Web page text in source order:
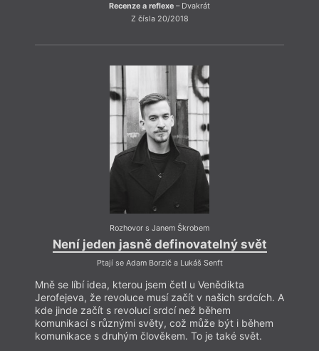
Recenze a reflexe – Dvakrát
Z čísla 20/2018
Rozhovor s Janem Škrobem
Není jeden jasně definovatelný svět
Ptají se Adam Borzič a Lukáš Senft
Mně se líbí idea, kterou jsem četl u Venědikta
Jerofejeva, že revoluce musí začít v našich srdcích. A
kde jinde začít s revolucí srdcí než během
komunikací s různými světy, což může být i během
komunikace s druhým člověkem. To je také svět.